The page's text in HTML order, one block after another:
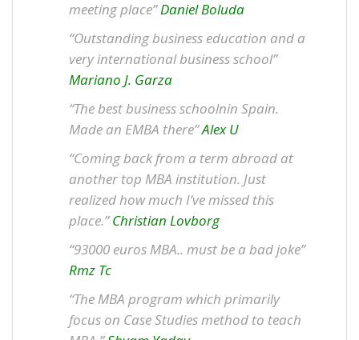
meeting place”Daniel Boluda
“Outstanding business education and a
very international business school”
Mariano J. Garza
“The best business schoolnin Spain.
Made an EMBA there”Alex U
“Coming back from a term abroad at
another top MBA institution. Just
realized how much I’ve missed this
place.” Christian Lovborg
“93000 euros MBA.. must be a bad joke”
Rmz Tc
“The MBA program which primarily
focus on Case Studies method to teach